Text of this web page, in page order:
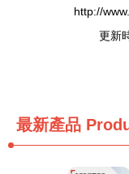
http://
更新
最新產品